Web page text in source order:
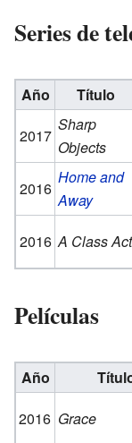
Series de
Año Título
2017
Sharp
Objects
2016
Home and
Away
2016 A Class Act
Películas
Año
2016 Grace